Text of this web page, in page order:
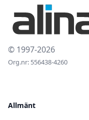
© 1997-2026
Org.nr: 556438-4260
Allmänt